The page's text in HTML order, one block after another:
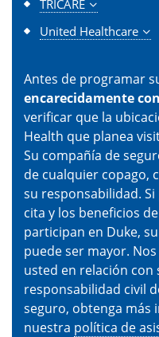
TRICARE
United Healthcare
Antes de programar
encarecidamente
verificar que la
Health que planea
Su compañía de
de cualquier copago,
su responsabilidad.
cita y los beneficios
participan en Duke,
puede ser mayor.
usted en relación con
responsabilidad civil
seguro, obtenga más
nuestra política de